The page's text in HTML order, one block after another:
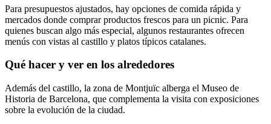
Para presupuestos ajustados, hay opciones de comida rápida y
mercados donde comprar productos frescos para un picnic. Para
quienes buscan algo más especial, algunos restaurantes ofrecen
menús con vistas al castillo y platos típicos catalanes.
Qué hacer y ver en los alrededores
Además del castillo, la zona de Montjuïc alberga el Museo de
Historia de Barcelona, que complementa la visita con exposiciones
sobre la evolución de la ciudad.